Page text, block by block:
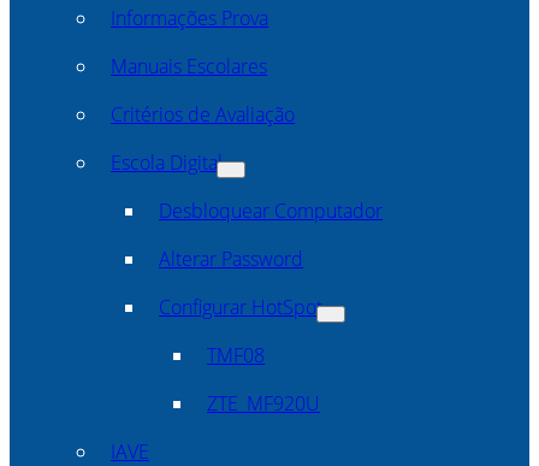
Informações Prova
Manuais Escolares
Critérios de Avaliação
Escola Digital
Desbloquear Computador
Alterar Password
Configurar HotSpot
TMF08
ZTE_MF920U
IAVE